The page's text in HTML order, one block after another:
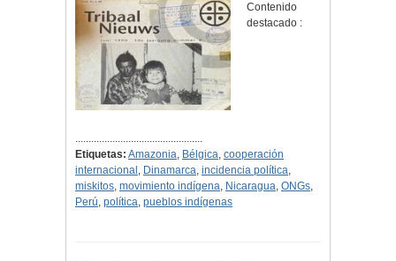
Contenido
destacado :
................................................
Etiquetas: Amazonia, Bélgica, cooperación
internacional , Dinamarca, incidencia política,
miskitos, movimiento indígena, Nicaragua, ONGs,
Perú, política, pueblos indígenas